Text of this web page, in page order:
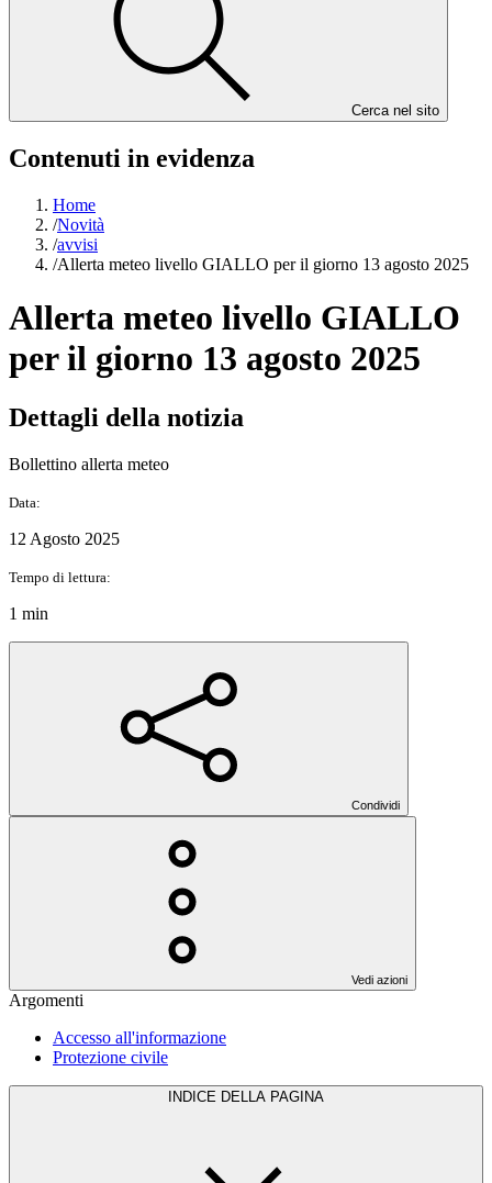
Cerca nel sito
Contenuti in evidenza
Home
/Novità
/avvisi
/Allerta meteo livello GIALLO per il giorno 13 agosto 2025
Allerta meteo livello GIALLO
per il giorno 13 agosto 2025
Dettagli della notizia
Bollettino allerta meteo
Data:
12 Agosto 2025
Tempo di lettura:
1 min
Condividi
Vedi azioni
Argomenti
Accesso all'informazione
Protezione civile
INDICE DELLA PAGINA